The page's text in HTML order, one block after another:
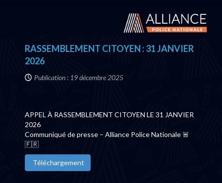
RASSEMBLEMENT CITOYEN : 31 JANVIER
2026
Publication : 19 décembre 2025
APPEL À RASSEMBLEMENT CITOYEN LE 31 JANVIER
2026
Communiqué de presse – Alliance Police Nationale 🚨
🇫🇷
Téléchargement